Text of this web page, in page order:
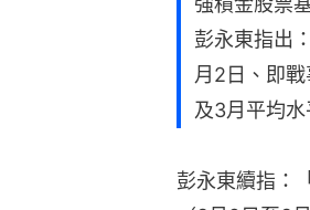
彭永東指出
月2日、即
及3月平均水
彭永東續指：